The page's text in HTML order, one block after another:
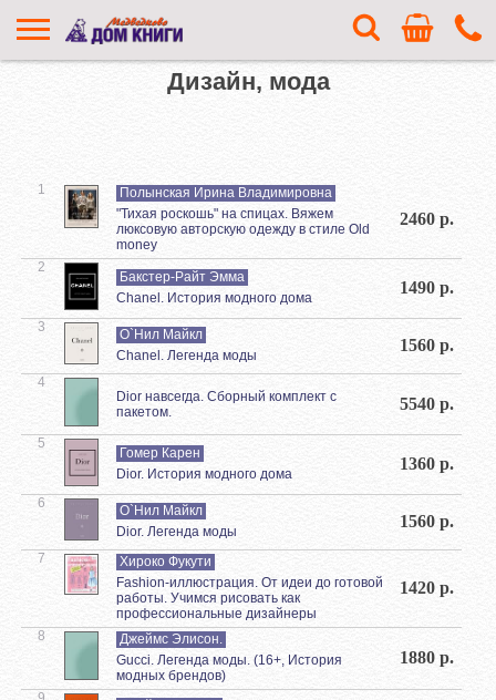
Дизайн, мода
1
Полынская Ирина Владимировна
"Тихая роскошь" на спицах. Вяжем
люксовую авторскую одежду в стиле Old
money
2460 р.
2
Бакстер-Райт Эмма
Chanel. История модного дома
1490 р.
3
О`Нил Майкл
Chanel. Легенда моды
1560 р.
4
Dior навсегда. Сборный комплект с
пакетом.
5540 р.
5
Гомер Карен
Dior. История модного дома
1360 р.
6
О`Нил Майкл
Dior. Легенда моды
1560 р.
7
Хироко Фукути
Fashion-иллюстрация. От идеи до готовой
работы. Учимся рисовать как
профессиональные дизайнеры
1420 р.
8
Джеймс Элисон.
Gucci. Легенда моды. (16+, История
модных брендов)
1880 р.